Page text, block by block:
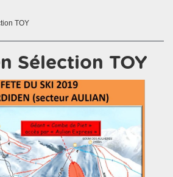
TOY
Sélection TOY